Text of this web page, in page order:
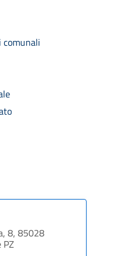
8, 85028